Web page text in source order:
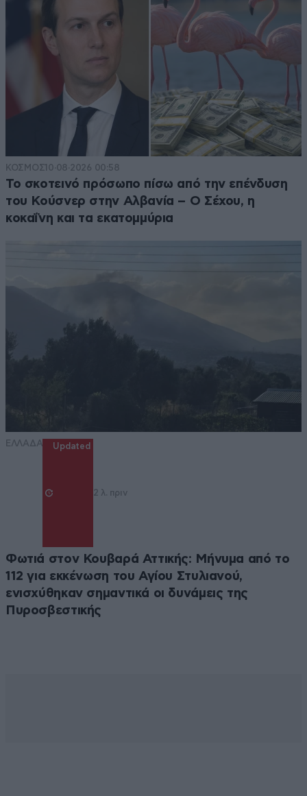
ΚΟΣΜΟΣ10·08·2026 00:58
Το σκοτεινό πρόσωπο πίσω από την επένδυση
του Κούσνερ στην Αλβανία – Ο Σέχου, η
κοκαΐνη και τα εκατομμύρια
ΕΛΛΑΔΑ Updated
2 λ. πριν
Φωτιά στον Κουβαρά Αττικής: Μήνυμα από το
112 για εκκένωση του Αγίου Στυλιανού,
ενισχύθηκαν σημαντικά οι δυνάμεις της
Πυροσβεστικής